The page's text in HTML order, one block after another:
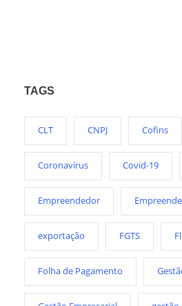
TAGS
CLT CNPJ Cofins
Coronavírus Covid-19
Empreendedor
exportação FGTS
Folha de Pagamento